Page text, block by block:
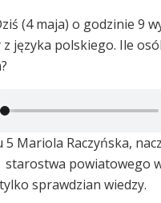
(4 maja) o godzinie 9
języka polskiego. Ile
5 Mariola Raczyńska,
starostwa powiatowego w
sprawdzian wiedzy.